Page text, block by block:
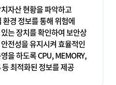
자산 현황을 파악하고
환경 정보를 통해 위험에
는 장치를 확인하여 보안상
전성을 유지시켜 효율적인
을 하도록 CPU, MEMORY,
최적화된 정보를 제공